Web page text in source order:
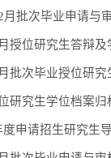
月批次毕业申请与
授位研究生答辩及
批次毕业授位研
研究生学位档案归
申请招生研究生